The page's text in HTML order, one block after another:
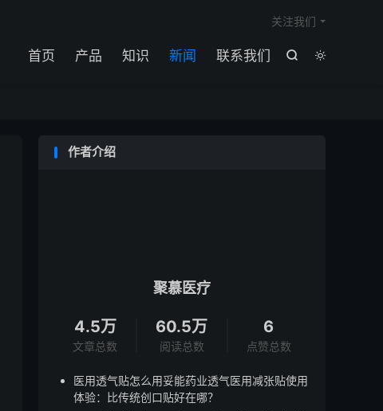


首页 产品 知识 新闻 联系我们
关注我们
作者介绍
聚慕医疗
4.5万
文章总数
60.5万
阅读总数
6
点赞总数
医用透气贴怎么用妥能药业透气医用减张贴使用
体验：比传统创口贴好在哪？